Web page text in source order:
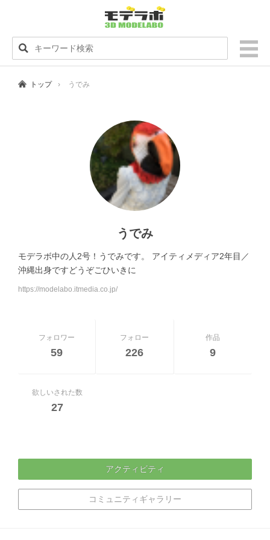
トップ うでみ
うでみ
モデラボ中の人2号！うでみです。 アイティメディア2年目／
沖縄出身ですどうぞごひいきに
https://modelabo.itmedia.co.jp/
フォロワー
59
フォロー
226
作品
9
欲しいされた数
27
アクティビティ
コミュニティギャラリー